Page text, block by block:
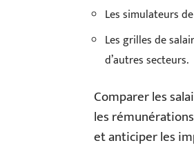
Les simulateurs
Les grilles de
d’autres secteurs.
Comparer les
les
et anticiper les